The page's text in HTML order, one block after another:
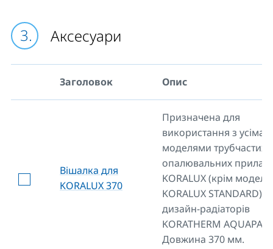
Аксесуари
Заголовок Опис
Вішалка для
KORALUX 370
Призначена для
використання з усіма
моделями трубчастих
опалювальних
KORALUX (крім моделі
KORALUX STANDARD)
дизайн-радіаторів
KORATHERM
Довжина 370 мм.